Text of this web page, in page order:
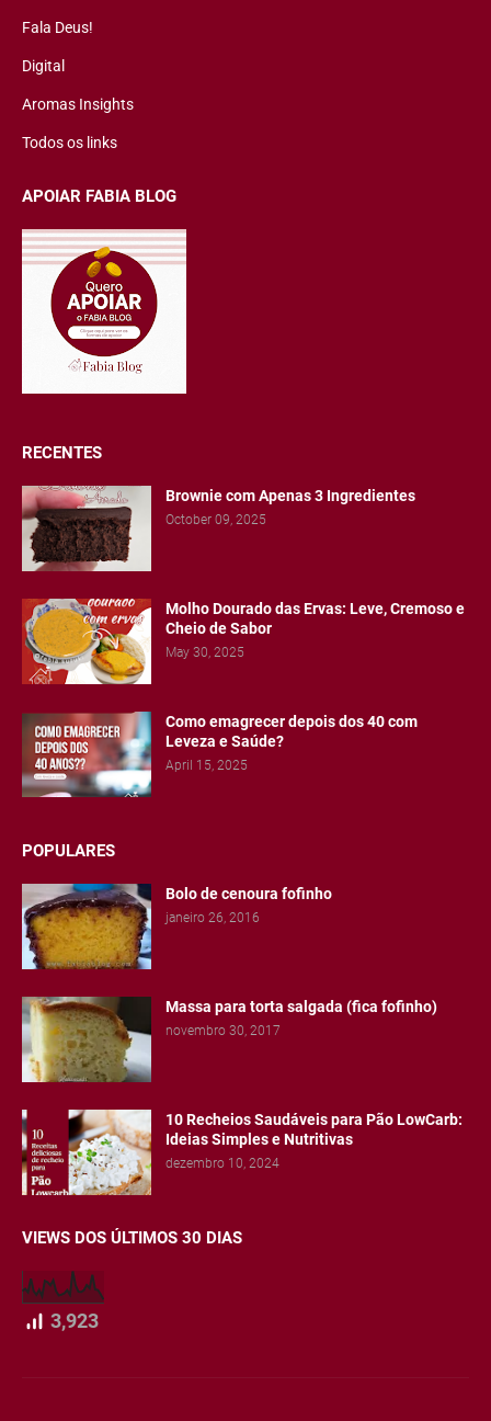
Fala Deus!
Digital
Aromas Insights
Todos os links
APOIAR FABIA BLOG
RECENTES
Brownie com Apenas 3 Ingredientes
October 09, 2025
Molho Dourado das Ervas: Leve, Cremoso e
Cheio de Sabor
May 30, 2025
Como emagrecer depois dos 40 com
Leveza e Saúde?
April 15, 2025
POPULARES
Bolo de cenoura fofinho
janeiro 26, 2016
Massa para torta salgada (fica fofinho)
novembro 30, 2017
10 Recheios Saudáveis para Pão LowCarb:
Ideias Simples e Nutritivas
dezembro 10, 2024
VIEWS DOS ÚLTIMOS 30 DIAS
3,923